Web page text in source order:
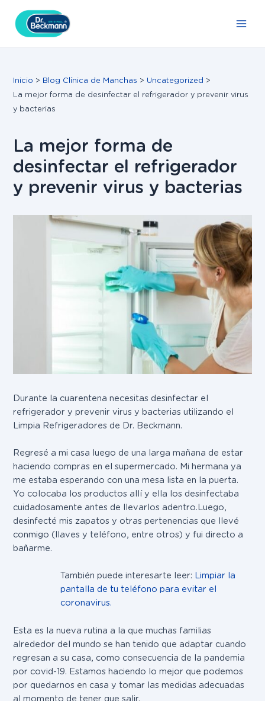
contenido
Inicio Blog Clínica de Manchas
Uncategorized
La mejor forma de desinfectar el refrigerador y prevenir virus
y bacterias
La mejor forma de
desinfectar el refrigerador
y prevenir virus y bacterias
Durante la cuarentena necesitas desinfectar el
refrigerador y prevenir virus y bacterias utilizando el
Limpia Refrigeradores de Dr. Beckmann.
Regresé a mi casa luego de una larga mañana de estar
haciendo compras en el supermercado. Mi hermana ya
me estaba esperando con una mesa lista en la puerta.
Yo colocaba los productos allí y ella los desinfectaba
cuidadosamente antes de llevarlos adentro. Luego,
desinfecté mis zapatos y otras pertenencias que llevé
conmigo (llaves y teléfono, entre otros) y fui directo a
bañarme.
También puede interesarte leer: Limpiar la
pantalla de tu teléfono para evitar el
coronavirus.
Esta es la nueva rutina a la que muchas familias
alrededor del mundo se han tenido que adaptar cuando
regresan a su casa, como consecuencia de la pandemia
por covid-19. Estamos haciendo lo mejor que podemos
por quedarnos en casa y tomar las medidas adecuadas
al momento de tener que salir.
de
entradas